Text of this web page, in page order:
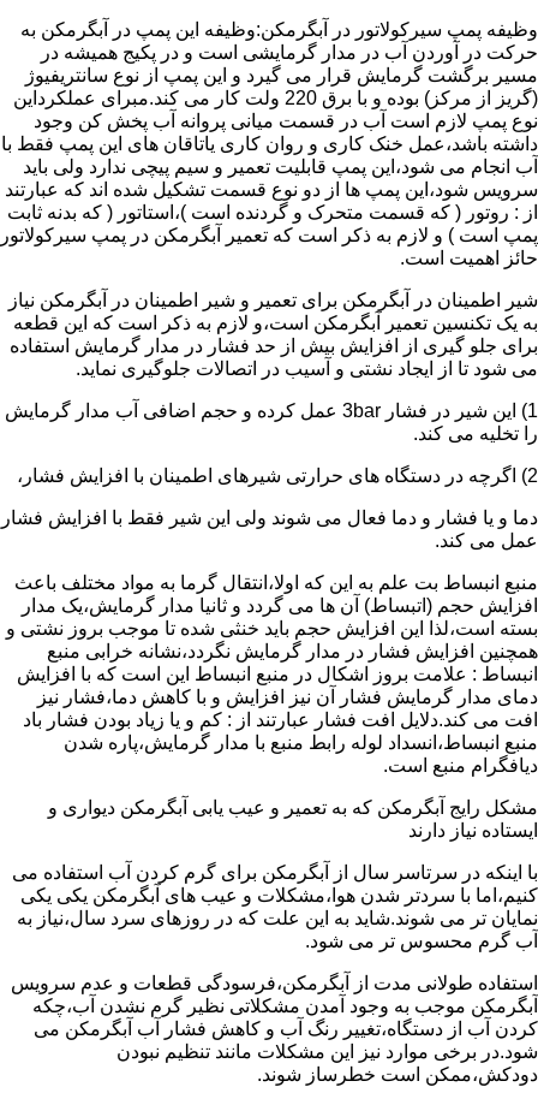
وظیفه پمپ سیرکولاتور در آبگرمکن:وظیفه این پمپ در آبگرمکن به
حرکت در آوردن آب در مدار گرمایشی است و در پکیج همیشه در
مسیر برگشت گرمایش قرار می گیرد و این پمپ از نوع سانتریفیوژ
(گریز از مرکز) بوده و با برق 220 ولت کار می کند.مبرای عملکرداین
نوع پمپ لازم است آب در قسمت میانی پروانه آب پخش کن وجود
داشته باشد،عمل خنک کاری و روان کاری یاتاقان های این پمپ فقط با
آب انجام می شود،این پمپ قابلیت تعمیر و سیم پیچی ندارد ولی باید
سرویس شود،این پمپ ها از دو نوع قسمت تشکیل شده اند که عبارتند
از : روتور ( که قسمت متحرک و گردنده است )،استاتور ( که بدنه ثابت
پمپ است ) و لازم به ذکر است که تعمیر آبگرمکن در پمپ سیرکولاتور
حائز اهمیت است.
شیر اطمینان در آبگرمکن برای تعمیر و شیر اطمینان در آبگرمکن نیاز
به یک تکنسین تعمیر آبگرمکن است،و لازم به ذکر است که این قطعه
برای جلو گیری از افزایش بیش از حد فشار در مدار گرمایش استفاده
می شود تا از ایجاد نشتی و آسیب در اتصالات جلوگیری نماید.
1) این شیر در فشار 3bar عمل کرده و حجم اضافی آب مدار گرمایش
را تخلیه می کند.
2) اگرچه در دستگاه های حرارتی شیرهای اطمینان با افزایش فشار،
دما و یا فشار و دما فعال می شوند ولی این شیر فقط با افزایش فشار
عمل می کند.
منبع انبساط بت علم به این که اولا،انتقال گرما به مواد مختلف باعث
افزایش حجم (اتبساط) آن ها می گردد و ثانیا مدار گرمایش،یک مدار
بسته است،لذا این افزایش حجم باید خنثی شده تا موجب بروز نشتی و
همچنین افزایش فشار در مدار گرمایش نگردد،نشانه خرابی منبع
انبساط : علامت بروز اشکال در منبع انبساط این است که با افزایش
دمای مدار گرمایش فشار آن نیز افزایش و با کاهش دما،فشار نیز
افت می کند.دلایل افت فشار عبارتند از : کم و یا زیاد بودن فشار باد
منبع انبساط،انسداد لوله رابط منبع با مدار گرمایش،پاره شدن
دیافگرام منبع است.
مشکل رایج آبگرمکن که به تعمیر و عیب یابی آبگرمکن دیواری و
ایستاده نیاز دارند
با اینکه در سرتاسر سال از آبگرمکن برای گرم کردن آب استفاده می
کنیم،اما با سردتر شدن هوا،مشکلات و عیب های آبگرمکن یکی یکی
نمایان تر می شوند.شاید به این علت که در روزهای سرد سال،نیاز به
آب گرم محسوس تر می شود.
استفاده طولانی مدت از آبگرمکن،فرسودگی قطعات و عدم سرویس
آبگرمکن موجب به وجود آمدن مشکلاتی نظیر گرم نشدن آب،چکه
کردن آب از دستگاه،تغییر رنگ آب و کاهش فشار آب آبگرمکن می
شود.در برخی موارد نیز این مشکلات مانند تنظیم نبودن
دودکش،ممکن است خطرساز شوند.